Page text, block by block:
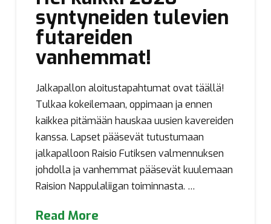
syntyneiden tulevien
futareiden
vanhemmat!
Jalkapallon aloitustapahtumat ovat täällä!
Tulkaa kokeilemaan, oppimaan ja ennen
kaikkea pitämään hauskaa uusien kavereiden
kanssa. Lapset pääsevät tutustumaan
jalkapalloon Raisio Futiksen valmennuksen
johdolla ja vanhemmat pääsevät kuulemaan
Raision Nappulaliigan toiminnasta. …
Read More